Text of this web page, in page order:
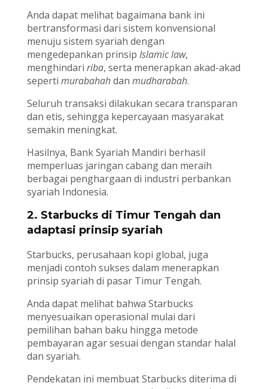
Anda dapat melihat bagaimana bank ini
bertransformasi dari sistem konvensional
menuju sistem syariah dengan
mengedepankan prinsip Islamic law,
menghindari riba, serta menerapkan akad-akad
seperti murabahahdan mudharabah.
Seluruh transaksi dilakukan secara transparan
dan etis, sehingga kepercayaan masyarakat
semakin meningkat.
Hasilnya, Bank Syariah Mandiri berhasil
memperluas jaringan cabang dan meraih
berbagai penghargaan di industri perbankan
syariah Indonesia.
2. Starbucks di Timur Tengah dan
adaptasi prinsip syariah
Starbucks, perusahaan kopi global, juga
menjadi contoh sukses dalam menerapkan
prinsip syariah di pasar Timur Tengah.
Anda dapat melihat bahwa Starbucks
menyesuaikan operasional mulai dari
pemilihan bahan baku hingga metode
pembayaran agar sesuai dengan standar halal
dan syariah.
Pendekatan ini membuat Starbucks diterima di